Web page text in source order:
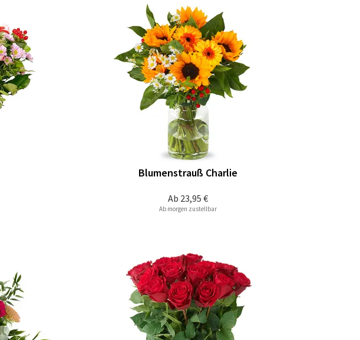
Ab 23,95 €
Blumenstrauß Charlie
Ab morgen zustellbar